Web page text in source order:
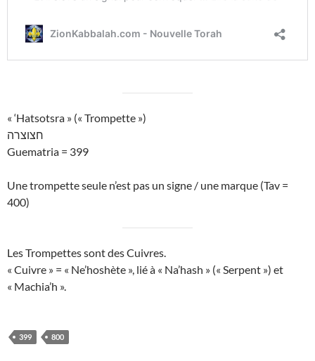
« ‘Hatsotsra » (« Trompette »)
חצוצרה
Guematria = 399
Une trompette seule n’est pas un signe / une marque (Tav =
400)
Les Trompettes sont des Cuivres.
« Cuivre » = « Ne’hoshète », lié à « Na’hash » (« Serpent ») et
« Machia’h ».
399 800